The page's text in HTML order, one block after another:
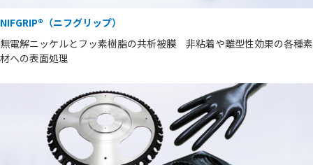
NIFGRIP®（ニフグリップ）
無電解ニッケルとフッ素樹脂の共析被膜 非粘着や離型性効果の各種素
材への表面処理